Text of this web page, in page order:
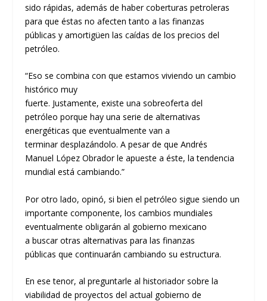
sidorápidas, además de habercoberturaspetroleras
para queéstas no afecten tanto a las finanzas
públicas yamortigüen las caídas de los precios del
petróleo.
“Eso se combina con que estamos viviendo un cambio
histórico muy
fuerte. Justamente, existe unasobreoferta del
petróleo porque hay una serie de alternativas
energéticas que eventualmente van a
terminardesplazándolo. A pesar de queAndrés
Manuel López Obrador le apueste a éste, la tendencia
mundial está cambiando.”
Por otro lado,opinó, si bien el petróleo sigue siendo un
importante componente,los cambios mundiales
eventualmente obligarán al gobierno mexicano
abuscarotras alternativas para las finanzas
públicas que continuarán cambiando su estructura.
En ese tenor, al preguntarle al historiadorsobre la
viabilidad de proyectos del actual gobierno de